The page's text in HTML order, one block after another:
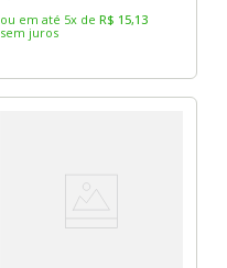
ou em até 5x de R$ 15,13
sem juros